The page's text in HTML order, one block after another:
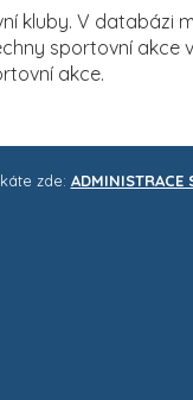
kluby. V databázi
sportovní akce
akce.
zde: ADMINISTRACE